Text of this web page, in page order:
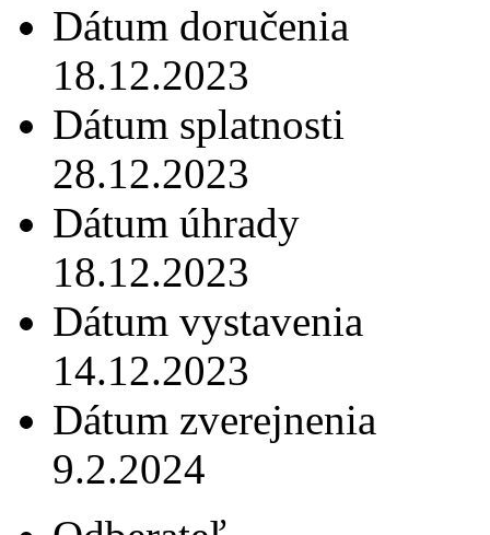
Dátum doručenia
18.12.2023
Dátum splatnosti
28.12.2023
Dátum úhrady
18.12.2023
Dátum vystavenia
14.12.2023
Dátum zverejnenia
9.2.2024